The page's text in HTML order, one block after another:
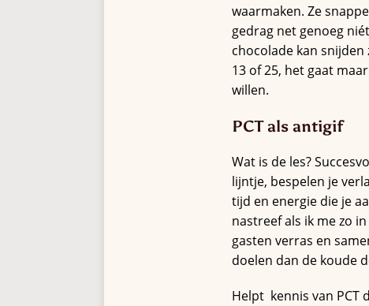
waarmaken. Ze
gedrag net genoeg
chocolade kan
13 of 25, het gaat
willen.
PCT als antigif
Wat is de les?
lijntje, bespelen je
tijd en energie die je
nastreef als ik me zo
gasten verras en
doelen dan de koude
Helpt kennis van PCT